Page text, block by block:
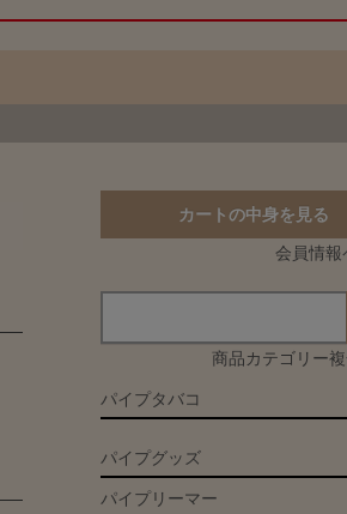
カートの中身を見る
会員情報
商品カテゴリー
パイプタバコ
パイプグッズ
パイプリーマー